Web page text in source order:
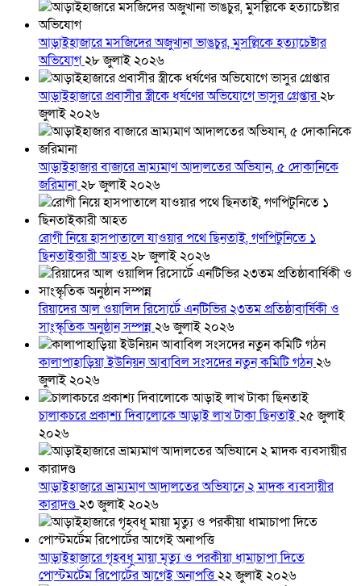
আড়াইহাজারে মস‌জি‌দের অজুখানা ভাঙচুর, মুসল্লিকে হত্যাচেষ্টার
অভিযোগ২৮ জুলাই ২০২৬
আড়াইহাজারে প্রবাসীর স্ত্রীকে ধর্ষণের অভিযোগে ভাসুর গ্রেপ্তার২৮
জুলাই ২০২৬
আড়াইহাজার বাজারে ভ্রাম্যমাণ আদালতের অভিযান, ৫ দোকানিকে
জরিমানা২৮ জুলাই ২০২৬
রোগী নিয়ে হাসপাতালে যাওয়ার পথে ছিনতাই, গণপিটুনিতে ১
ছিনতাইকারী আহত২৮ জুলাই ২০২৬
রিয়াদের আল ওয়ালিদ রিসোর্টে এনটিভির ২৩তম প্রতিষ্ঠাবার্ষিকী ও
সাংস্কৃতিক অনুষ্ঠান সম্পন্ন২৬ জুলাই ২০২৬
কালাপাহাড়িয়া ইউনিয়ন আবাবিল সংসদের নতুন কমিটি গঠন২৬
জুলাই ২০২৬
চালাকচরে প্রকাশ্য দিবালোকে আড়াই লাখ টাকা ছিনতাই২৫ জুলাই
২০২৬
আড়াইহাজারে ভ্রাম্যমাণ আদালতের অভিযানে ২ মাদক ব্যবসায়ীর
কারাদণ্ড২৩ জুলাই ২০২৬
আড়াইহাজারে গৃহবধূ মায়া মৃত্যু ও পরকীয়া ধামাচাপা দিতে
পোস্টমর্টেম রিপোর্টের আগেই অনাপত্তি২২ জুলাই ২০২৬